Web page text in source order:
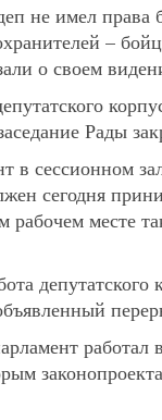
не имел
–
о своем
Рады
сессионном
сегодня
рабочем месте